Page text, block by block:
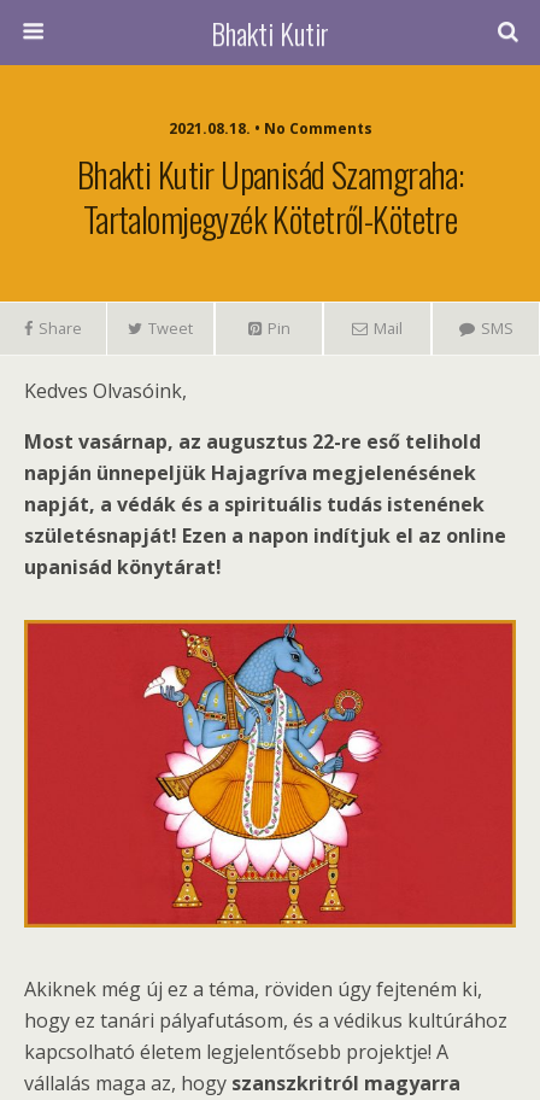
Bhakti Kutir
2021.08.18. • No Comments
Bhakti Kutir Upanisád Szamgraha:
Tartalomjegyzék Kötetről-Kötetre
Share Tweet Pin Mail SMS
Kedves Olvasóink,
Most vasárnap, az augusztus 22-re eső telihold
napján ünnepeljük Hajagríva megjelenésének
napját, a védák és a spirituális tudás istenének
születésnapját! Ezen a napon indítjuk el az online
upanisád könytárat!
Akiknek még új ez a téma, röviden úgy fejteném ki,
hogy ez tanári pályafutásom, és a védikus kultúrához
kapcsolható életem legjelentősebb projektje! A
vállalás maga az, hogy szanszkritról magyarra